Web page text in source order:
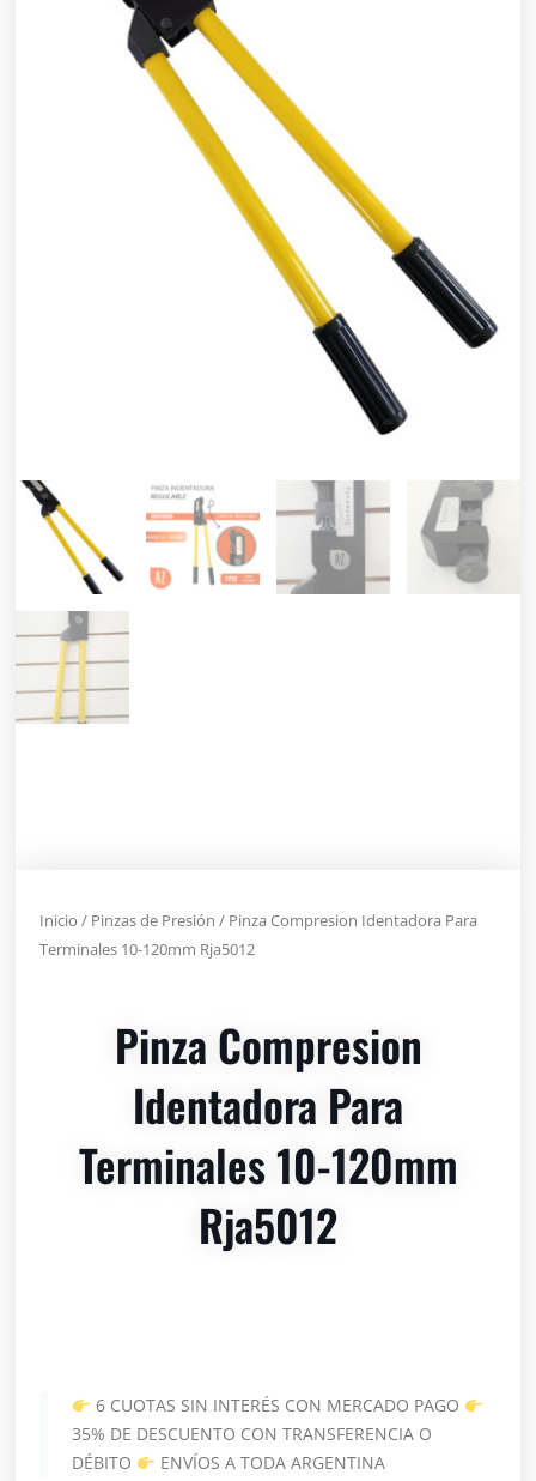
Inicio / Pinzas de Presión / Pinza Compresion Identadora Para
Terminales 10-120mm Rja5012
Pinza Compresion
Identadora Para
Terminales 10-120mm
Rja5012
6 CUOTAS SIN INTERÉS CON MERCADO PAGO
35% DE DESCUENTO CON TRANSFERENCIA O
DÉBITO
ENVÍOS A TODA ARGENTINA